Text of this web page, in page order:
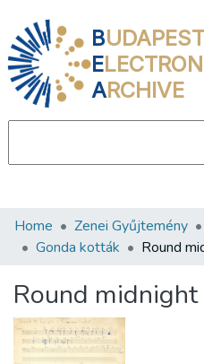
BUDAPEST
E
ARCHIVE
Communities & Collections
Statistics
About us
Home Zenei Gyűjtemény
Gonda kották
Round
Round midnight